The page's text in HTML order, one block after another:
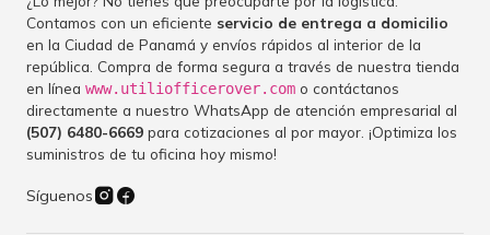
Contamos con un eficiente servicio de entrega a domicilio
en la Ciudad de Panamá y envíos rápidos al interior de la
república. Compra de forma segura a través de nuestra tienda
en línea www.utiliofficerover.com o contáctanos
directamente a nuestro WhatsApp de atención empresarial al
(507) 6480-6669 para cotizaciones al por mayor. ¡Optimiza los
suministros de tu oficina hoy mismo!
Síguenos